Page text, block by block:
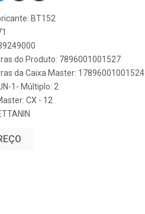
BT152
do Produto: 7896001001527
da Caixa Master: 17896001001524
1- Múltiplo: 2
CX - 12